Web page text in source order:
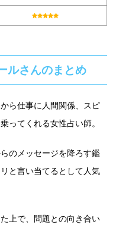
ルさんのまとめ
ら仕事に人間関係、スピ
ってくれる女性占い師。
のメッセージを降ろす鑑
と言い当てるとして人気
上で、問題との向き合い